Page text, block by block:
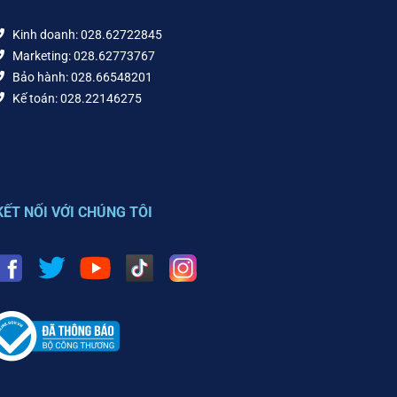
Kinh doanh: 028.62722845
Marketing: 028.62773767
Bảo hành: 028.66548201
Kế toán: 028.22146275
NỐI VỚI CHÚNG TÔI